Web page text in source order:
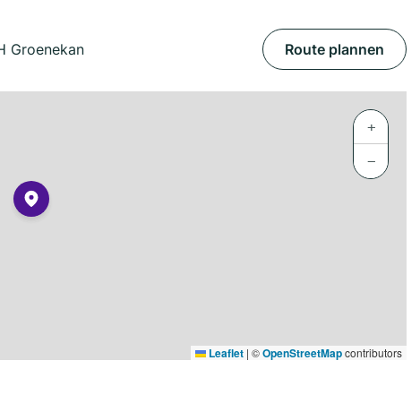
Groenekan Route plannen
+
−
Leaflet | ©OpenStreetMapcontributors